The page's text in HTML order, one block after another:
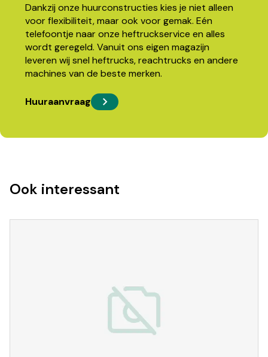
Dankzij onze huurconstructies kies je niet alleen
voor flexibiliteit, maar ook voor gemak. Eén
telefoontje naar onze heftruckservice en alles
wordt geregeld. Vanuit ons eigen magazijn
leveren wij snel heftrucks, reachtrucks en andere
machines van de beste merken.
Huuraanvraag
Ook interessant